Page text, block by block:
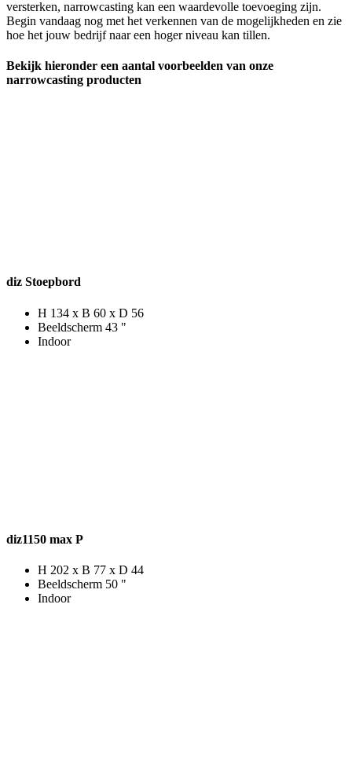
versterken, narrowcasting kan een waardevolle toevoeging zijn.
Begin vandaag nog met het verkennen van de mogelijkheden en zie
hoe het jouw bedrijf naar een hoger niveau kan tillen.
Bekijk hieronder een aantal voorbeelden van onze
narrowcasting producten
diz Stoepbord
H 134 x B 60 x D 56
Beeldscherm 43 "
Indoor
diz1150 max P
H 202 x B 77 x D 44
Beeldscherm 50 "
Indoor